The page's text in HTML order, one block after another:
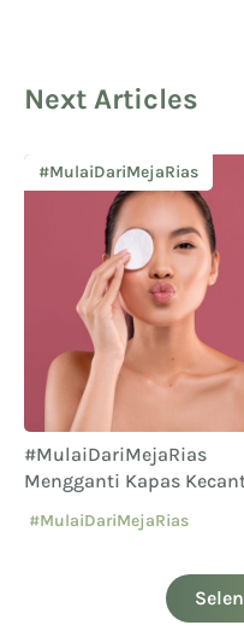
Next Articles
#MulaiDariMejaRias
#MulaiDariMejaRias
Mengganti Kapas
Cotton Pad: Langkah
#MulaiDariMejaRias